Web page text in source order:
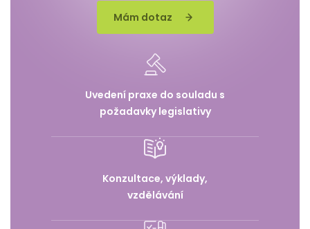
Mám dotaz
Uvedení praxe do souladu s
požadavky legislativy
Konzultace, výklady,
vzdělávání